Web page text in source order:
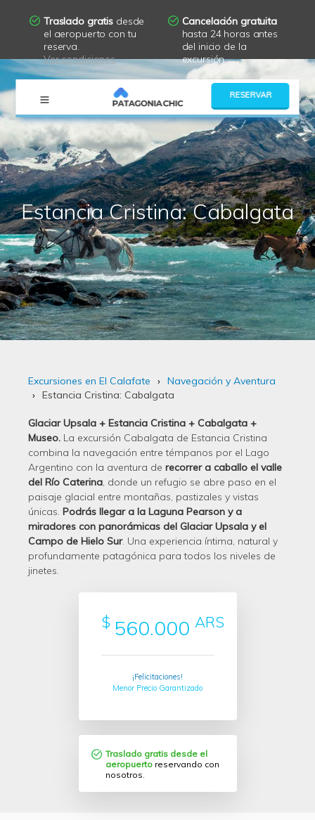
Traslado gratis desde
el aeropuerto con tu
reserva.
Ver condiciones
Cancelación gratuita
hasta 24 horas antes
del inicio de la
excursión.
RESERVAR
×
Estancia Cristina: Cabalgata
Excursiones en El Calafate
Navegación y Aventura
Estancia Cristina: Cabalgata
Glaciar Upsala + Estancia Cristina + Cabalgata +
Museo. La excursión Cabalgata de Estancia Cristina
combina la navegación entre témpanos por el Lago
Argentino con la aventura de recorrer a caballo el valle
del Río Caterina, donde un refugio se abre paso en el
paisaje glacial entre montañas, pastizales y vistas
únicas. Podrás llegar a la Laguna Pearson y a
miradores con panorámicas del Glaciar Upsala y el
Campo de Hielo Sur. Una experiencia íntima, natural y
profundamente patagónica para todos los niveles de
jinetes.
$ 560.000 ARS
¡Felicitaciones!
Menor Precio Garantizado
Traslado gratis desde el
aeropuerto reservando con
nosotros.